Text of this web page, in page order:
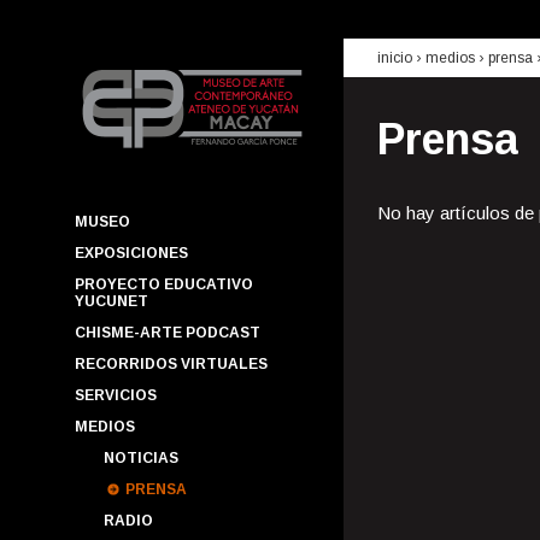
MUSEO
EXPOSICIONES
PROYECTO EDUCATIVO
YUCUNET
CHISME-ARTE PODCAST
RECORRIDOS VIRTUALES
SERVICIOS
MEDIOS
NOTICIAS
PRENSA
RADIO
inicio › medios › prensa
Prensa
No hay artículos de